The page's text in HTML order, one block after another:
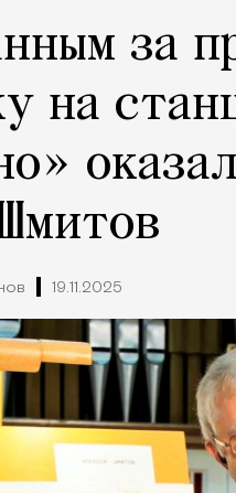
за
на
19.11.2025